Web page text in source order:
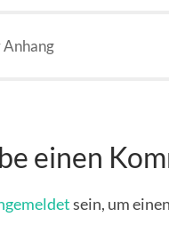
Anhang
einen
sein, um